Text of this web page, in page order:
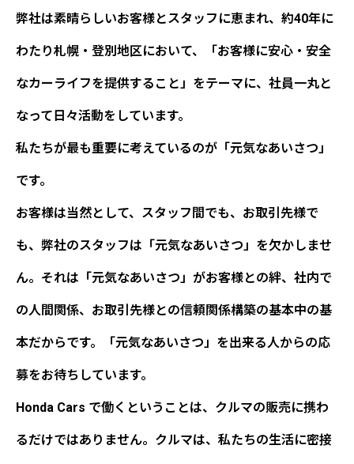
弊社は素晴らしいお客様とスタッフに恵まれ、約40年に
わたり札幌・登別地区において、「お客様に安心・安全
なカーライフを提供すること」をテーマに、社員一丸と
なって日々活動をしています。
私たちが最も重要に考えているのが「元気なあいさつ」
です。
お客様は当然として、スタッフ間でも、お取引先様で
も、弊社のスタッフは「元気なあいさつ」を欠かしませ
ん。それは「元気なあいさつ」がお客様との絆、社内で
の人間関係、お取引先様との信頼関係構築の基本中の基
本だからです。「元気なあいさつ」を出来る人からの応
募をお待ちしています。
Honda Cars で働くということは、クルマの販売に携わ
るだけではありません。クルマは、私たちの生活に密接